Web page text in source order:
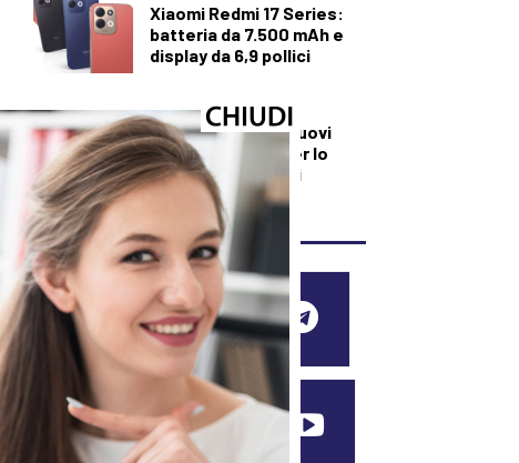
Xiaomi Redmi 17 Series:
batteria da 7.500 mAh e
display da 6,9 pollici
TECNOLOGIA
Creati quasi 700 nuovi
modelli cellulari per lo
sviluppo di farmaci
oncologici
SEGUICI SUI SOCIAL